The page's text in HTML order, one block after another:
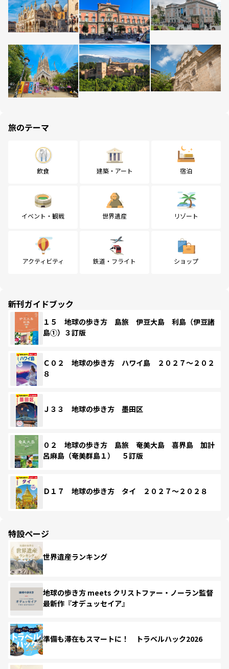
旅のテーマ
飲食 建築・アート 宿泊
イベント・観戦 世界遺産 リゾート
アクティビティ 鉄道・フライト ショップ
新刊ガイドブック
１５ 地球の歩き方 島旅 伊豆大島 利島（伊豆諸
島①）３訂版
Ｃ０２ 地球の歩き方 ハワイ島 ２０２７～２０２
８
Ｊ３３ 地球の歩き方 墨田区
０２ 地球の歩き方 島旅 奄美大島 喜界島 加計
呂麻島（奄美群島１） ５訂版
Ｄ１７ 地球の歩き方 タイ ２０２７～２０２８
特設ページ
世界遺産ランキング
地球の歩き方 meets クリストファー・ノーラン監督
最新作『オデュッセイア』
準備も滞在もスマートに！ トラベルハック2026